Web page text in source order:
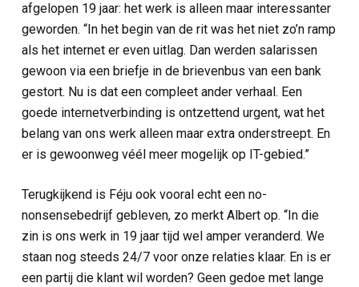
afgelopen 19 jaar: het werk is alleen maar interessanter
geworden. “In het begin van de rit was het niet zo’n ramp
als het internet er even uitlag. Dan werden salarissen
gewoon via een briefje in de brievenbus van een bank
gestort. Nu is dat een compleet ander verhaal. Een
goede internetverbinding is ontzettend urgent, wat het
belang van ons werk alleen maar extra onderstreept. En
er is gewoonweg véél meer mogelijk op IT-gebied.”
Terugkijkend is Féju ook vooral echt een no-
nonsensebedrijf gebleven, zo merkt Albert op. “In die
zin is ons werk in 19 jaar tijd wel amper veranderd. We
staan nog steeds 24/7 voor onze relaties klaar. En is er
een partij die klant wil worden? Geen gedoe met lange